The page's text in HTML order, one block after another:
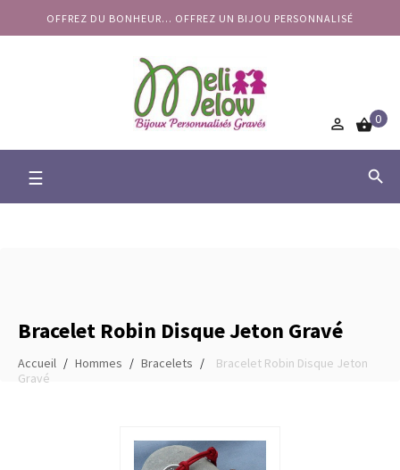
OFFREZ DU BONHEUR... OFFREZ UN BIJOU PERSONNALISÉ
 0
Basculer
☰ 
Bracelet Robin Disque Jeton Gravé
Accueil Hommes Bracelets
Bracelet Robin Disque Jeton
Gravé